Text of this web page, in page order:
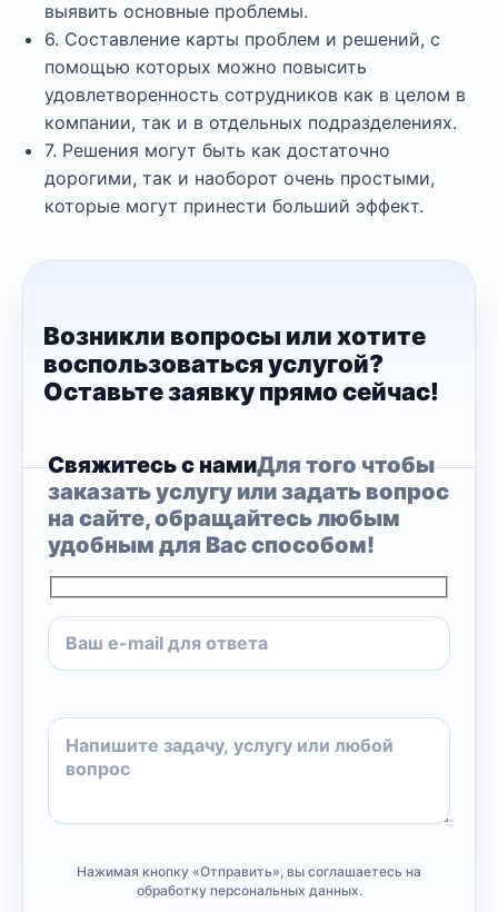
выявить основные проблемы.
6. Составление карты проблем и решений, с
помощью которых можно повысить
удовлетворенность сотрудников как в целом в
компании, так и в отдельных подразделениях.
7. Решения могут быть как достаточно
дорогими, так и наоборот очень простыми,
которые могут принести больший эффект.
Возникли вопросы или хотите
воспользоваться услугой?
Оставьте заявку прямо сейчас!
Свяжитесь с намиДля того чтобы
заказать услугу или задать вопрос
на сайте, обращайтесь любым
удобным для Вас способом!
Нажимая кнопку «Отправить», вы соглашаетесь на
обработку персональных данных.